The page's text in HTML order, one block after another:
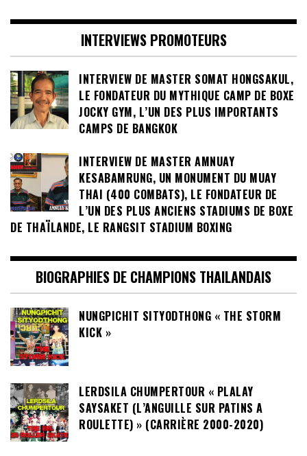
INTERVIEWS PROMOTEURS
INTERVIEW DE MASTER SOMAT HONGSAKUL,
LE FONDATEUR DU MYTHIQUE CAMP DE BOXE
JOCKY GYM, L’UN DES PLUS IMPORTANTS
CAMPS DE BANGKOK
INTERVIEW DE MASTER AMNUAY
KESABAMRUNG, UN MONUMENT DU MUAY
THAI (400 COMBATS), LE FONDATEUR DE
L’UN DES PLUS ANCIENS STADIUMS DE BOXE
DE THAÏLANDE, LE RANGSIT STADIUM BOXING
BIOGRAPHIES DE CHAMPIONS THAILANDAIS
NUNGPICHIT SITYODTHONG « THE STORM
KICK »
LERDSILA CHUMPERTOUR « PLALAY
SAYSAKET (L’ANGUILLE SUR PATINS A
ROULETTE) » (CARRIÈRE 2000-2020)